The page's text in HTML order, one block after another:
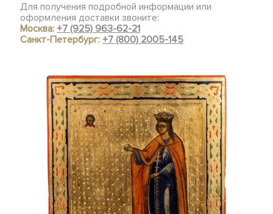
Для получения подробной информации или
оформления доставки звоните:
Москва:+7 (925) 963-62-21
Санкт-Петербург:+7 (800) 2005-145